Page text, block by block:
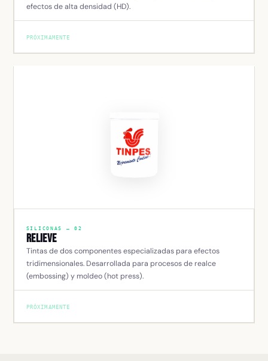
efectos de alta densidad (HD).
PRÓXIMAMENTE
SILICONAS — 02
Relieve
Tintas de dos componentes especializadas para efectos
tridimensionales. Desarrollada para procesos de realce
(embossing) y moldeo (hot press).
PRÓXIMAMENTE